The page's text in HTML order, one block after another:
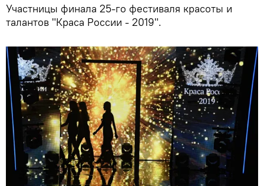
Участницы финала 25-го фестиваля красоты и
талантов "Краса России - 2019".